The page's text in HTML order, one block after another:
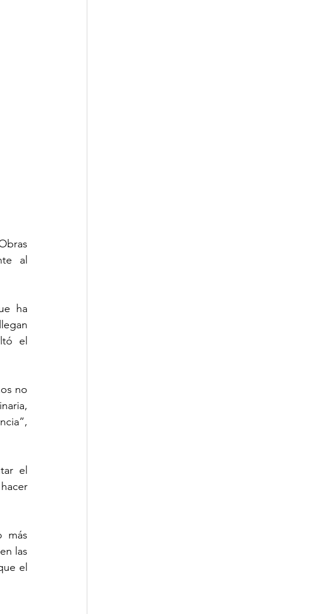
al
ha
el
no
el
más
las
el